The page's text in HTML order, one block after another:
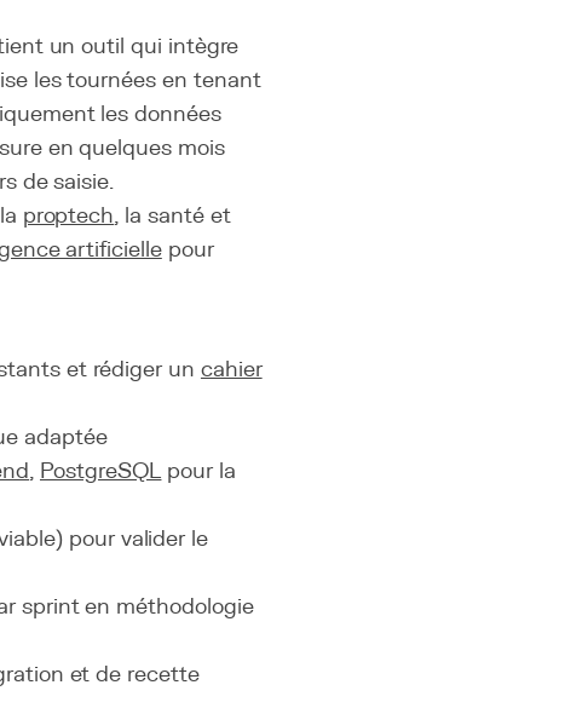
un outil qui intègre
les tournées en tenant
les données
en quelques mois
de saisie.
proptech, la santé et
artificiellepour
et rédiger un cahier
adaptée
, PostgreSQL pour la
pour valider le
sprint en méthodologie
et de recette